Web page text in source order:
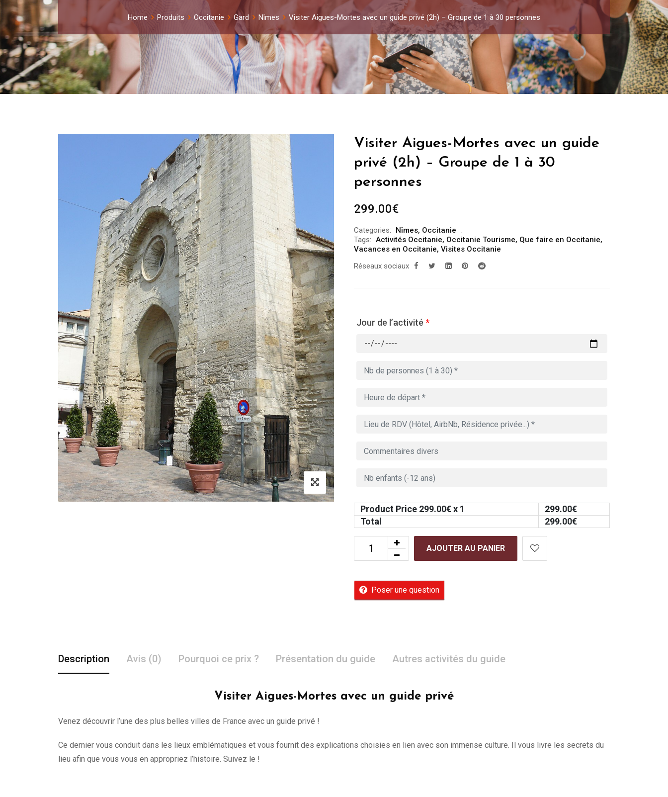
Home Produits Occitanie Gard Nîmes Visiter Aigues-Mortes avec un guide privé (2h) – Groupe de 1 à 30 personnes
Visiter Aigues-Mortes avec un guide
privé (2h) – Groupe de 1 à 30
personnes
299.00€
Categories: Nîmes, Occitanie
Tags: Activités Occitanie, Occitanie Tourisme, Que faire en Occitanie,
Vacances en Occitanie, Visites Occitanie
Réseaux sociaux
Jour de l’activité *
Product Price 299.00€ x 1 299.00€
Total
299.00€
AJOUTER AU PANIER
Poser une question
Description Avis (0) Pourquoi ce prix ? Présentation du guide Autres activités du guide
Visiter Aigues-Mortes avec un guide privé
Venez découvrir l’une des plus belles villes de France avec un guide privé !
Ce dernier vous conduit dans les lieux emblématiques et vous fournit des explications choisies en lien avec son immense culture. Il vous livre les secrets du
lieu afin que vous vous en appropriez l’histoire. Suivez le !